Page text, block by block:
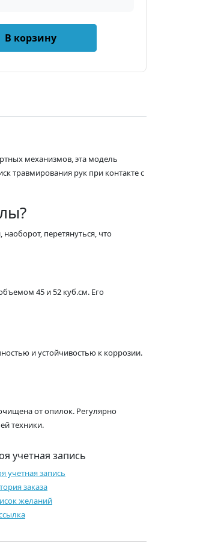
В корзину
механизмов, эта модель
травмирования рук при контакте с
перетянуться, что
45 и 52 куб.см. Его
и устойчивостью к коррозии.
от опилок. Регулярно
техники.
учетная запись
учетная запись
заказа
желаний